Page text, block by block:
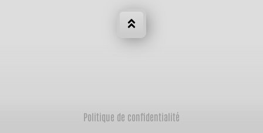
Politique de confidentialité